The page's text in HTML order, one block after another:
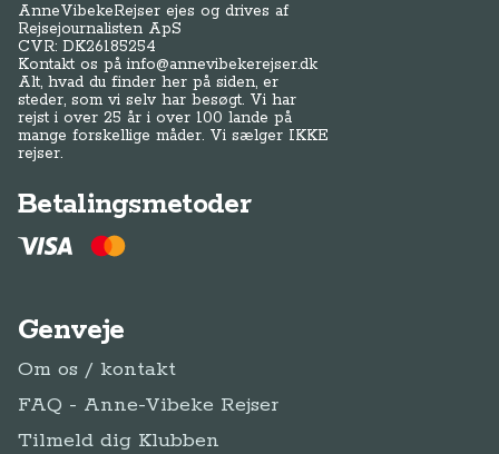
AnneVibekeRejser ejes og drives af
Rejsejournalisten ApS
CVR: DK26185254
Kontakt os påinfo@annevibekerejser.dk
Alt, hvad du finder her på siden, er
steder, som vi selv har besøgt. Vi har
rejst i over 25 år i over 100 lande på
mange forskellige måder. Vi sælger IKKE
rejser.
Betalingsmetoder
Genveje
Om os / kontakt
FAQ - Anne-Vibeke Rejser
Tilmeld dig Klubben